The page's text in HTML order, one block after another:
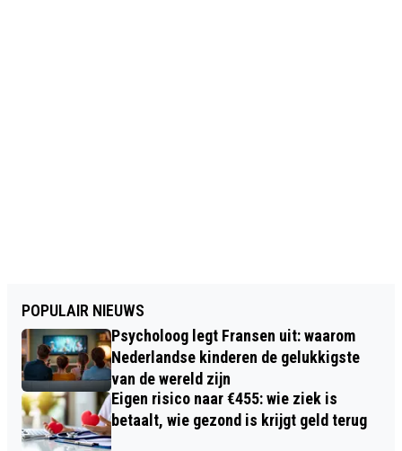
POPULAIR NIEUWS
Psycholoog legt Fransen uit: waarom
Nederlandse kinderen de gelukkigste
van de wereld zijn
Eigen risico naar €455: wie ziek is
betaalt, wie gezond is krijgt geld terug